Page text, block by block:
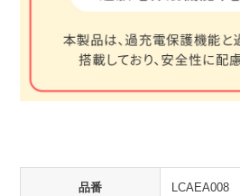
品番 LCAEA008